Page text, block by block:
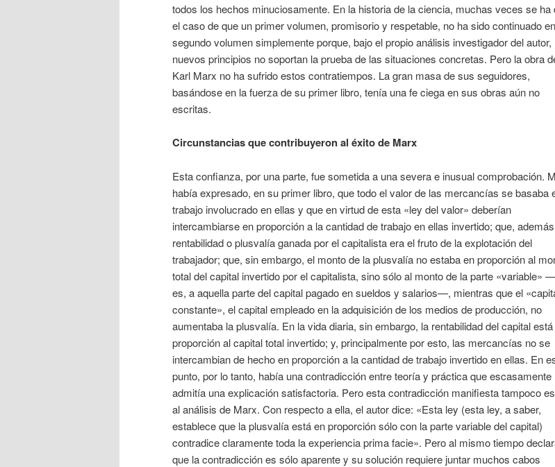
todos los hechos minuciosamente. En la historia de la ciencia, muchas veces se ha
el caso de que un primer volumen, promisorio y respetable, no ha sido continuado
segundo volumen simplemente porque, bajo el propio análisis investigador del autor,
nuevos principios no soportan la prueba de las situaciones concretas. Pero la obra
Karl Marx no ha sufrido estos contratiempos. La gran masa de sus seguidores,
basándose en la fuerza de su primer libro, tenía una fe ciega en sus obras aún no
escritas.
Circunstancias que contribuyeron al éxito de Marx
Esta confianza, por una parte, fue sometida a una severa e inusual comprobación.
había expresado, en su primer libro, que todo el valor de las mercancías se basaba
trabajo involucrado en ellas y que en virtud de esta «ley del valor» deberían
intercambiarse en proporción a la cantidad de trabajo en ellas invertido; que,
rentabilidad o plusvalía ganada por el capitalista era el fruto de la explotación del
trabajador; que, sin embargo, el monto de la plusvalía no estaba en proporción al
total del capital invertido por el capitalista, sino sólo al monto de la parte «variable»
es, a aquella parte del capital pagado en sueldos y salarios—, mientras que el
constante», el capital empleado en la adquisición de los medios de producción, no
aumentaba la plusvalía. En la vida diaria, sin embargo, la rentabilidad del capital
proporción al capital total invertido; y, principalmente por esto, las mercancías no se
intercambian de hecho en proporción a la cantidad de trabajo invertido en ellas. En
punto, por lo tanto, había una contradicción entre teoría y práctica que escasamente
admitía una explicación satisfactoria. Pero esta contradicción manifiesta tampoco
al análisis de Marx. Con respecto a ella, el autor dice: «Esta ley (esta ley, a saber,
establece que la plusvalía está en proporción sólo con la parte variable del capital)
contradice claramente toda la experiencia prima facie». Pero al mismo tiempo
que la contradicción es sólo aparente y su solución requiere juntar muchos cabos